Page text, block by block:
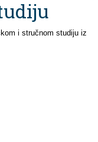
i stručnom studiju iz